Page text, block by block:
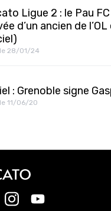
Ligue 2 : le Pau
d’un ancien de l’OL
28/01/24
: Grenoble signe
11/06/20